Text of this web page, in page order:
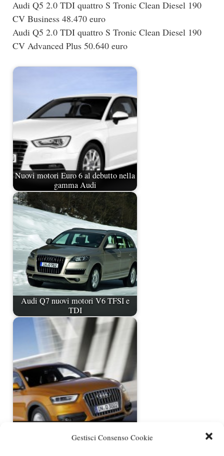
Gestisci Consenso Cookie
Audi Q5 2.0 TDI quattro S Tronic Clean Diesel 190
CV Business 48.470 euro
Audi Q5 2.0 TDI quattro S Tronic Clean Diesel 190
CV Advanced Plus 50.640 euro
Nuovi motori Euro 6 al debutto nella
gamma Audi
Audi Q7 nuovi motori V6 TFSI e
TDI
Audi Q3 2.0 TDI 140 CV quattro
debutta a listino